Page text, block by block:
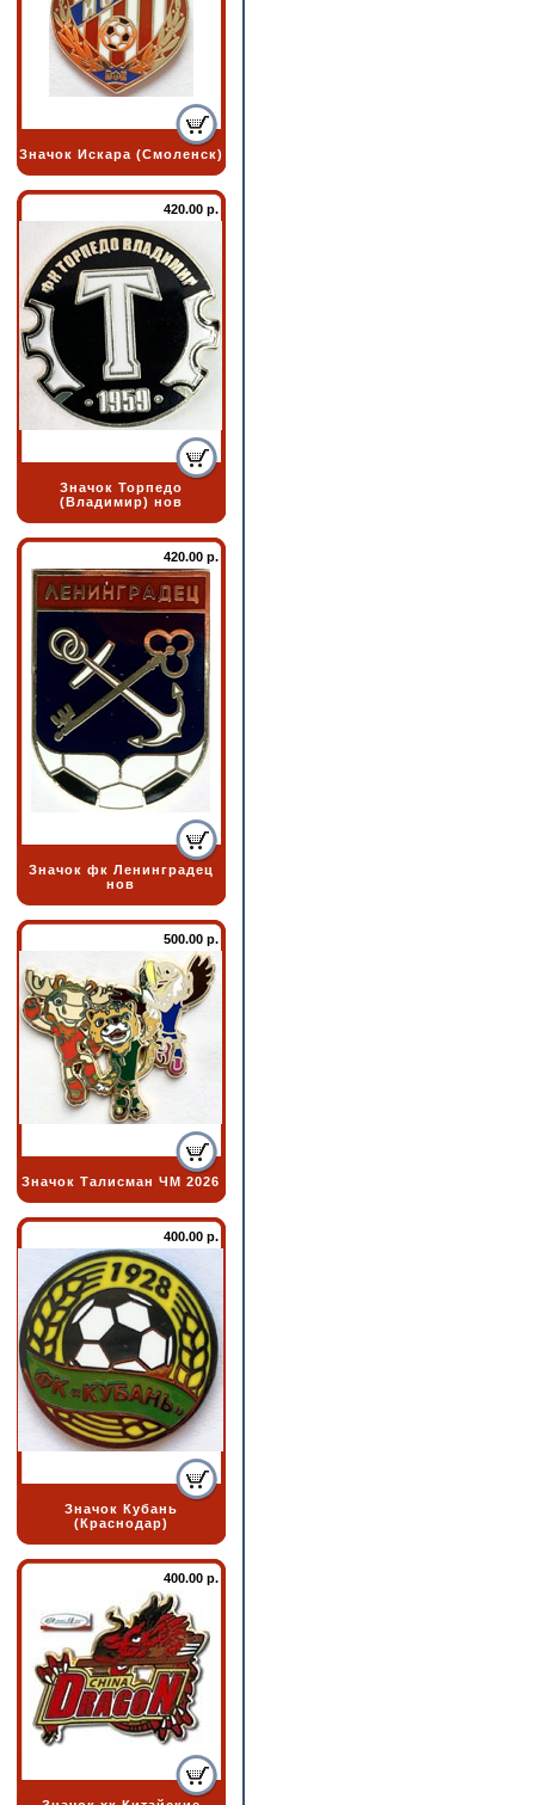
Значок Искара (Смоленск)
420.00 р.
Значок Торпедо
(Владимир) нов
420.00 р.
Значок фк Ленинградец
нов
500.00 р.
Значок Талисман ЧМ 2026
400.00 р.
Значок Кубань
(Краснодар)
400.00 р.